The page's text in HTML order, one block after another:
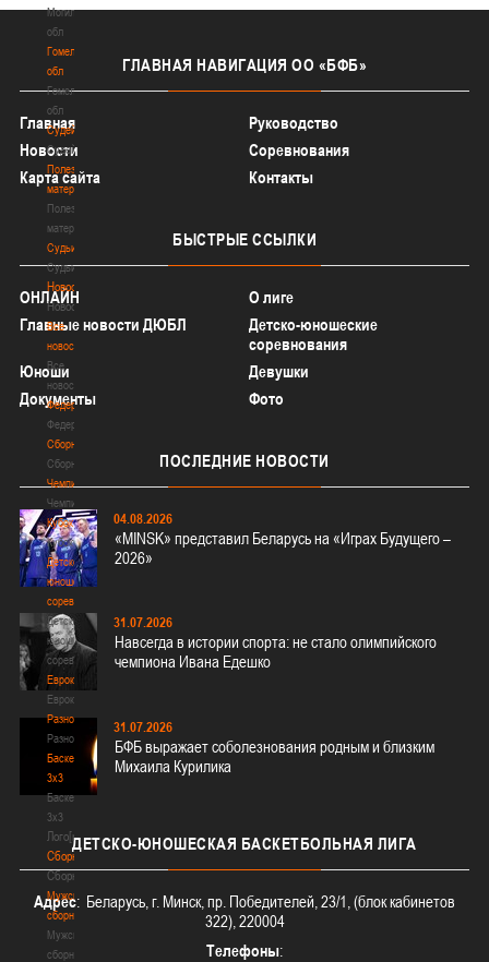
Могилевская
обл
Гомельская
обл
Гомельская
обл
Судейство
Судейство
Полезные
материалы
Полезные
материалы
Судьи
Судьи
Новости
Новости
Все
новости
Все
новости
Федерация
Федерация
Сборные
Сборные
Чемпионат
Чемпионат
Кубок
Кубок
Детско-
юношеские
соревнования
Детско-
юношеские
соревнования
Еврокубки
Еврокубки
Разное
Разное
Баскетбол
3х3
Баскетбол
3х3
Лого[modid=121]
Сборные
Сборные
Мужские
сборные
Мужские
сборные
ГЛАВНАЯ НАВИГАЦИЯ ОО «БФБ»
Главная
Руководство
Новости
Соревнования
Карта сайта
Контакты
БЫСТРЫЕ ССЫЛКИ
ОНЛАЙН
О лиге
Главные новости ДЮБЛ
Детско-юношеские
соревнования
Юноши
Девушки
Документы
Фото
ПОСЛЕДНИЕ НОВОСТИ
04.08.2026
«MINSK» представил Беларусь на «Играх Будущего –
2026»
31.07.2026
Навсегда в истории спорта: не стало олимпийского
чемпиона Ивана Едешко
31.07.2026
БФБ выражает соболезнования родным и близким
Михаила Курилика
ДЕТСКО-ЮНОШЕСКАЯ БАСКЕТБОЛЬНАЯ ЛИГА
Адрес: Беларусь, г. Минск, пр. Победителей, 23/1, (блок кабинетов
322), 220004
Телефоны: